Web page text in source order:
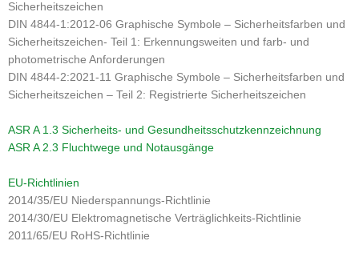
Sicherheitszeichen
DIN 4844-1:2012-06 Graphische Symbole – Sicherheitsfarben und
Sicherheitszeichen- Teil 1: Erkennungsweiten und farb- und
photometrische Anforderungen
DIN 4844-2:2021-11 Graphische Symbole – Sicherheitsfarben und
Sicherheitszeichen – Teil 2: Registrierte Sicherheitszeichen
ASR A 1.3 Sicherheits- und Gesundheitsschutzkennzeichnung
ASR A 2.3 Fluchtwege und Notausgänge
EU-Richtlinien
2014/35/EU Niederspannungs-Richtlinie
2014/30/EU Elektromagnetische Verträglichkeits-Richtlinie
2011/65/EU RoHS-Richtlinie